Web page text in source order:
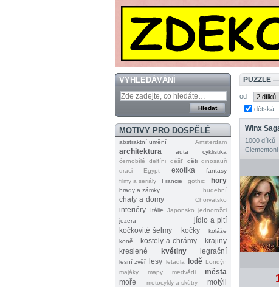
VYHLEDÁVÁNÍ
MOTIVY PRO DOSPĚLÉ
abstraktní umění Amsterdam
architektura auta
cyklistika
černobílé
delfíni déšť děti dinosauři
draci
Egypt exotika
fantasy
filmy a seriály
Francie gothic hory
hrady a zámky hudební
chaty a domy Chorvatsko
interiéry Itálie Japonsko
jednorožci
jezera
jídlo a pití
kočkovité šelmy
kočky
koláže
koně
kostely a chrámy
krajiny
kreslené
květiny legrační
lesní zvěř lesy letadla lodě Londýn
majáky
mapy medvědi
města
moře
motocykly a skútry motýli
PUZZLE
od
dětská
Winx
1000 dílků
Clementoni